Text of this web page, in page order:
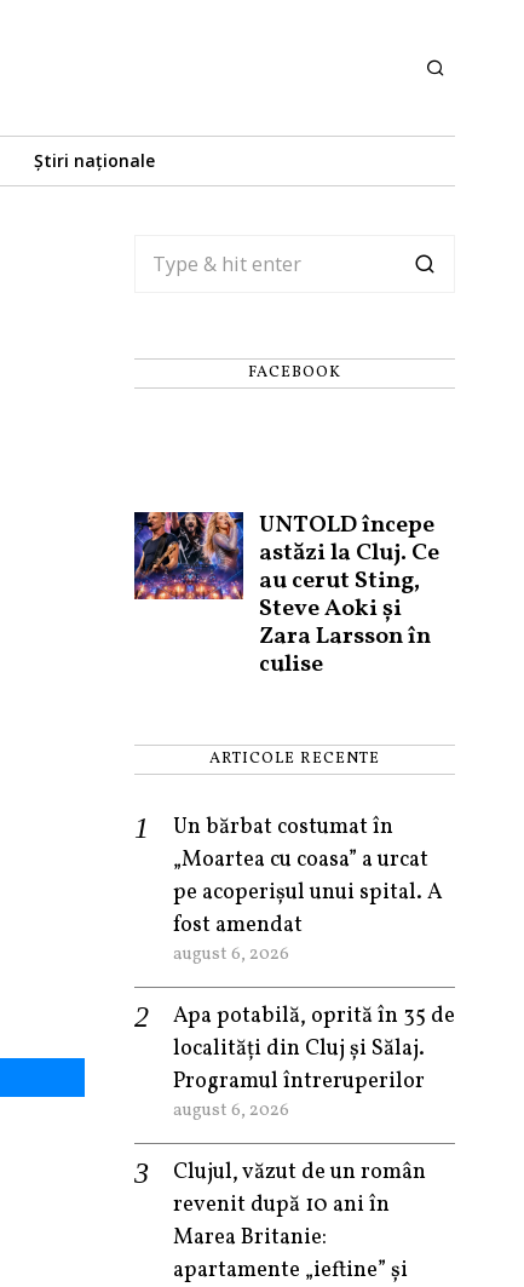
Știri naționale
FACEBOOK
UNTOLD începe
astăzi la Cluj. Ce
au cerut Sting,
Steve Aoki și
Zara Larsson în
culise
ARTICOLE RECENTE
Un bărbat costumat în
„Moartea cu coasa” a urcat
pe acoperișul unui spital. A
fost amendat
august 6, 2026
Apa potabilă, oprită în 35 de
localități din Cluj și Sălaj.
Programul întreruperilor
august 6, 2026
Clujul, văzut de un român
revenit după 10 ani în
Marea Britanie:
apartamente „ieftine” și